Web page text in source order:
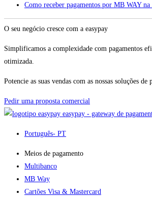
Como receber pagamentos por MB WAY
O seu negócio cresce com a easypay
Simplificamos a complexidade com pagamentos
otimizada.
Potencie as suas vendas com as nossas soluções de
Pedir uma proposta comercial
easypay - gateway de
Português- PT
Meios de pagamento
Multibanco
MB Way
Cartões Visa & Mastercard